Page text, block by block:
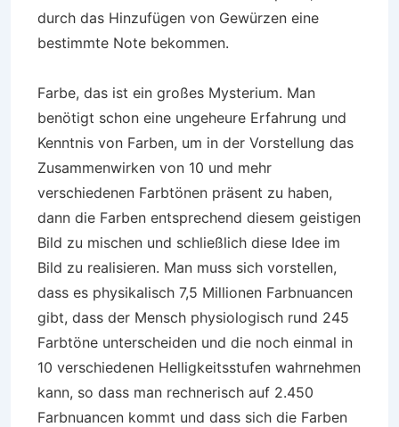
durch das Hinzufügen von Gewürzen eine
bestimmte Note bekommen.
Farbe, das ist ein großes Mysterium. Man
benötigt schon eine ungeheure Erfahrung und
Kenntnis von Farben, um in der Vorstellung das
Zusammenwirken von 10 und mehr
verschiedenen Farbtönen präsent zu haben,
dann die Farben entsprechend diesem geistigen
Bild zu mischen und schließlich diese Idee im
Bild zu realisieren. Man muss sich vorstellen,
dass es physikalisch 7,5 Millionen Farbnuancen
gibt, dass der Mensch physiologisch rund 245
Farbtöne unterscheiden und die noch einmal in
10 verschiedenen Helligkeitsstufen wahrnehmen
kann, so dass man rechnerisch auf 2.450
Farbnuancen kommt und dass sich die Farben